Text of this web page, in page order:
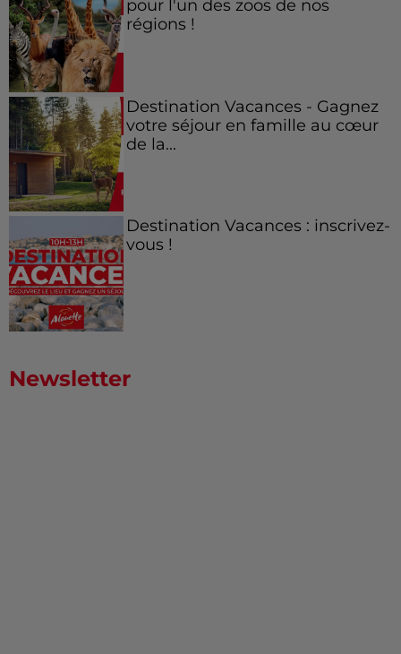
pour l'un des zoos de nos
régions !
Destination Vacances - Gagnez
votre séjour en famille au cœur
de la...
Destination Vacances : inscrivez-
vous !
Newsletter